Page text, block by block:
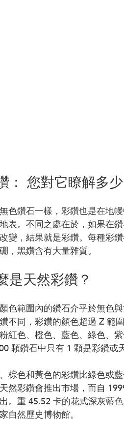
： 您對它瞭解多少
色鑽石一樣，彩鑽也是在地
表。不同之處在於，如果在
變，結果就是彩鑽。每種彩
，黑鑽含有大量雜質。
是天然彩鑽？
色範圍內的鑽石介乎於無色
不同，彩鑽的顏色超過 Z 範
紅色、橙色、藍色、綠色、
顆鑽石中只有 1 顆是彩鑽或
棕色和黃色的彩鑽比綠色或
然彩鑽會推出市場，而自
。重 45.52 卡的花式深灰藍
自然歷史博物館。